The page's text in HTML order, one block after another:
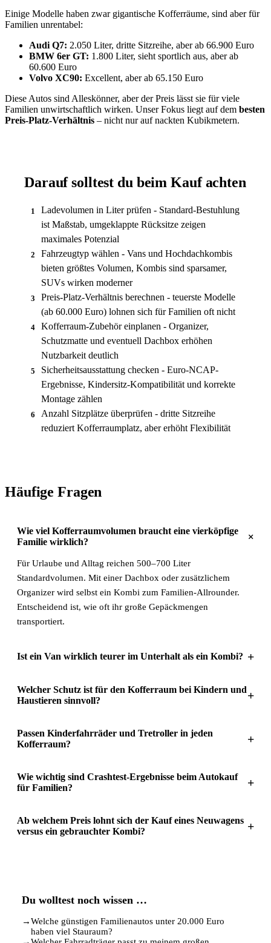
Einige Modelle haben zwar gigantische Kofferräume, sind aber für
Familien unrentabel:
Audi Q7: 2.050 Liter, dritte Sitzreihe, aber ab 66.900 Euro
BMW 6er GT: 1.800 Liter, sieht sportlich aus, aber ab
60.600 Euro
Volvo XC90: Excellent, aber ab 65.150 Euro
Diese Autos sind Alleskönner, aber der Preis lässt sie für viele
Familien unwirtschaftlich wirken. Unser Fokus liegt auf dem besten
Preis-Platz-Verhältnis – nicht nur auf nackten Kubikmetern.
Darauf solltest du beim Kauf achten
1
Ladevolumen in Liter prüfen - Standard-Bestuhlung
ist Maßstab, umgeklappte Rücksitze zeigen
maximales Potenzial
2
Fahrzeugtyp wählen - Vans und Hochdachkombis
bieten größtes Volumen, Kombis sind sparsamer,
SUVs wirken moderner
3
Preis-Platz-Verhältnis berechnen - teuerste Modelle
(ab 60.000 Euro) lohnen sich für Familien oft nicht
4
Kofferraum-Zubehör einplanen - Organizer,
Schutzmatte und eventuell Dachbox erhöhen
Nutzbarkeit deutlich
5
Sicherheitsausstattung checken - Euro-NCAP-
Ergebnisse, Kindersitz-Kompatibilität und korrekte
Montage zählen
6
Anzahl Sitzplätze überprüfen - dritte Sitzreihe
reduziert Kofferraumplatz, aber erhöht Flexibilität
Häufige Fragen
Wie viel Kofferraumvolumen braucht eine vierköpfige
Familie wirklich?
+
Für Urlaube und Alltag reichen 500–700 Liter
Standardvolumen. Mit einer Dachbox oder zusätzlichem
Organizer wird selbst ein Kombi zum Familien-Allrounder.
Entscheidend ist, wie oft ihr große Gepäckmengen
transportiert.
Ist ein Van wirklich teurer im Unterhalt als ein Kombi? +
Welcher Schutz ist für den Kofferraum bei Kindern und
Haustieren sinnvoll?
+
Passen Kinderfahrräder und Tretroller in jeden
Kofferraum?
+
Wie wichtig sind Crashtest-Ergebnisse beim Autokauf
für Familien?
+
Ab welchem Preis lohnt sich der Kauf eines Neuwagens
versus ein gebrauchter Kombi?
+
Du wolltest noch wissen …
→Welche günstigen Familienautos unter 20.000 Euro
haben viel Stauraum?